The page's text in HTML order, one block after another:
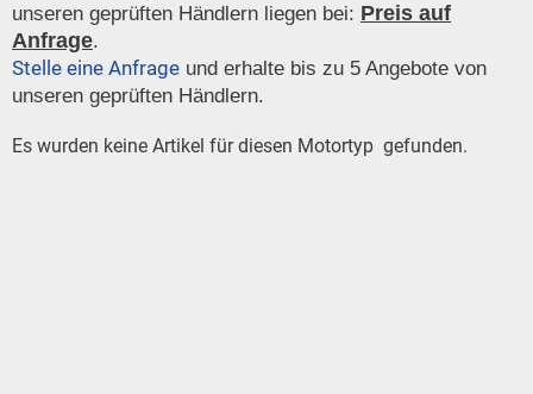
unseren geprüften Händlern liegen bei: Preis auf
Anfrage.
Stelle eine Anfrage und erhalte bis zu 5 Angebote von
unseren geprüften Händlern.
Es wurden keine Artikel für diesen Motortyp gefunden.